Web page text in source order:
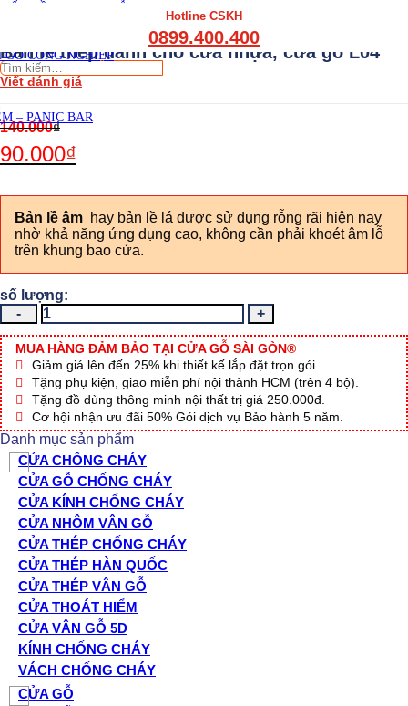
GỖ CÔNG NGHIỆP
– PANIC BAR
Hotline CSKH
0899.400.400
Tìm
kiếm:
Bản lể thép dành cho cửa nhựa, cửa gỗ L04
Viết đánh giá
140.000₫
90.000₫
Bản lề âm hay bản lề lá được sử dụng rỗng rãi hiện nay
nhờ khả năng ứng dụng cao, không cần phải khoét âm lỗ
trên khung bao cửa.
Bản
lể
thép
dành
cho
cửa
nhựa,
cửa
gỗ
L04
số
lượng
MUA HÀNG ĐẢM BẢO TẠI CỬA GỖ SÀI GÒN®
Giảm giá lên đến 25% khi thiết kế lắp đặt trọn gói.
Tặng phụ kiện, giao miễn phí nội thành HCM (trên 4 bộ).
Tặng đồ dùng thông minh nội thất trị giá 250.000đ.
Cơ hội nhận ưu đãi 50% Gói dịch vụ Bảo hành 5 năm.
Danh mục sản phẩm
CỬA CHỐNG CHÁY
CỬA GỖ CHỐNG CHÁY
CỬA KÍNH CHỐNG CHÁY
CỬA NHÔM VÂN GỖ
CỬA THÉP CHỐNG CHÁY
CỬA THÉP HÀN QUỐC
CỬA THÉP VÂN GỖ
CỬA THOÁT HIỂM
CỬA VÂN GỖ 5D
KÍNH CHỐNG CHÁY
VÁCH CHỐNG CHÁY
CỬA GỖ